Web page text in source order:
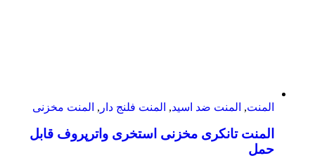
المنت, المنت ضد اسید, المنت فلنج دار , المنت مخزنی
المنت تانکری مخزنی استخری واترپروف قابل
حمل